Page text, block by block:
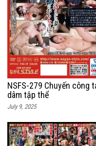
NSFS-279 Chuyến công
dâm tập thể
July 9, 2025